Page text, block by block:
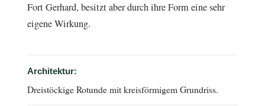
Fort Gerhard, besitzt aber durch ihre Form eine sehr
eigene Wirkung.
Architektur:
Dreistöckige Rotunde mit kreisförmigem Grundriss.